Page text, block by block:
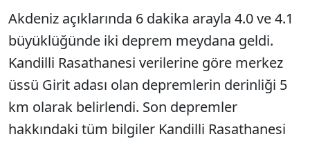
Akdeniz açıklarında 6 dakika arayla 4.0 ve 4.1
büyüklüğünde iki deprem meydana geldi.
Kandilli Rasathanesi verilerine göre merkez
üssü Girit adası olan depremlerin derinliği 5
km olarak belirlendi. Son depremler
hakkındaki tüm bilgiler Kandilli Rasathanesi